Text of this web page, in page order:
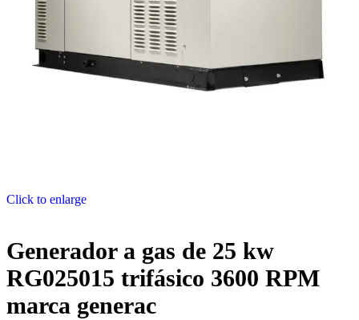
Click to enlarge
Generador a gas de 25 kw
RG025015 trifásico 3600 RPM
marca generac